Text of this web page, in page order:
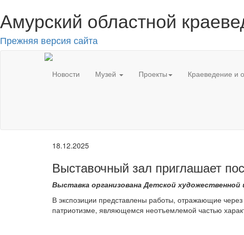
Амурский областной
Прежняя версия сайта
Новости Музей Проекты Краеведение и
18.12.2025
Выставочный зал приглашает
Выставка организована Детской
В экспозиции представлены работы, отражающие через
патриотизме, являющемся неотъемлемой частью